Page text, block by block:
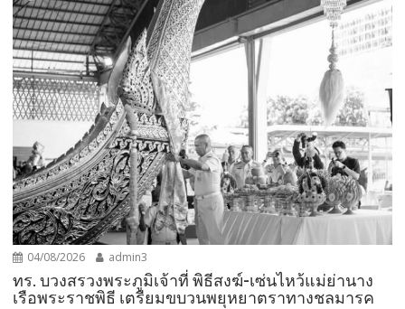
04/08/2026 admin3
ทร. บวงสรวงพระภูมิเจ้าที่ พิธีสงฆ์-เซ่นไหว้แม่ย่านาง
เรือพระราชพิธี เตรียมขบวนพยุหยาตราทางชลมารค